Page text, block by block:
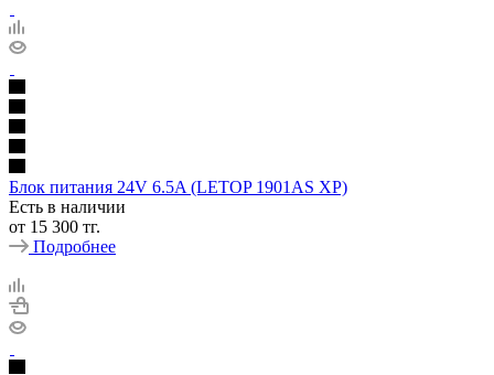
Блок питания 24V 6.5A (LETOP 1901AS XP)
Есть в наличии
от 15 300 тг.
Подробнее